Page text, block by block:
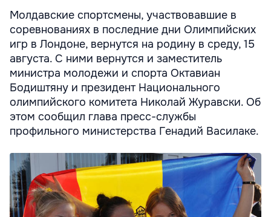
Молдавские спортсмены, участвовавшие в
соревнованиях в последние дни Олимпийских
игр в Лондоне, вернутся на родину в среду, 15
августа. С ними вернутся и заместитель
министра молодежи и спорта Октавиан
Бодиштяну и президент Национального
олимпийского комитета Николай Журавски. Об
этом сообщил глава пресс-службы
профильного министерства Генадий Василаке.